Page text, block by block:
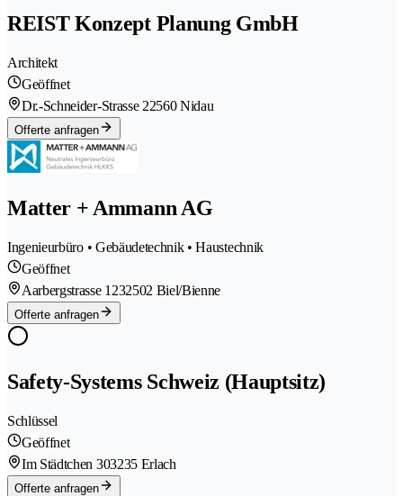
REIST Konzept Planung GmbH
Architekt
Geöffnet
Dr.-Schneider-Strasse 22560 Nidau
Offerte anfragen
Matter + Ammann AG
Ingenieurbüro • Gebäudetechnik • Haustechnik
Geöffnet
Aarbergstrasse 1232502 Biel/Bienne
Offerte anfragen
Safety-Systems Schweiz (Hauptsitz)
Schlüssel
Geöffnet
Im Städtchen 303235 Erlach
Offerte anfragen